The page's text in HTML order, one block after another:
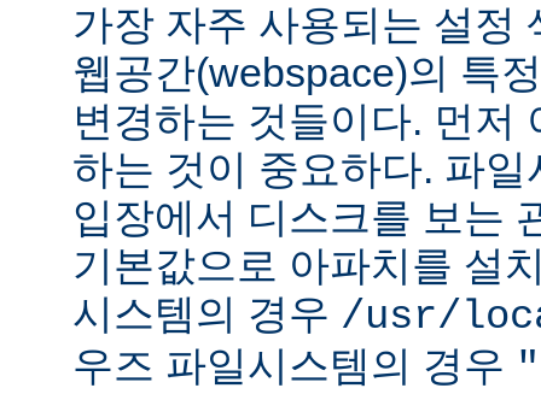
가장 자주 사용되는 설정
웹공간(webspace)의 특
변경하는 것들이다. 먼저
하는 것이 중요하다. 파
입장에서 디스크를 보는
기본값으로 아파치를 설
시스템의 경우 /usr/
우즈 파일시스템의 경우